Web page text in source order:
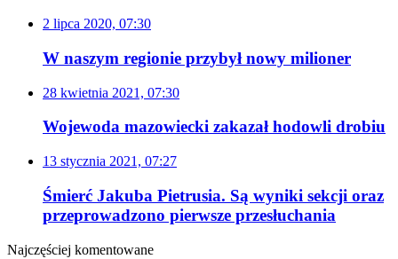
2 lipca 2020, 07:30
W naszym regionie przybył nowy milioner
28 kwietnia 2021, 07:30
Wojewoda mazowiecki zakazał hodowli drobiu
13 stycznia 2021, 07:27
Śmierć Jakuba Pietrusia. Są wyniki sekcji oraz
przeprowadzono pierwsze przesłuchania
Najczęściej komentowane